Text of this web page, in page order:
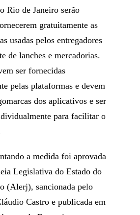
Rio de Janeiro serão
gratuitamente as
usadas pelos entregadores
de lanches e mercadorias.
ser fornecidas
pelas plataformas e devem
dos aplicativos e ser
para facilitar o
a medida foi aprovada
Legislativa do Estado do
(Alerj), sancionada pelo
Castro e publicada em